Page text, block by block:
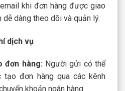
khi đơn hàng được giao
dễ dàng theo dõi và quản lý.
dịch vụ
đơn hàng: Người gửi có thể
tạo đơn hàng qua các kênh
khoản ngân hàng.